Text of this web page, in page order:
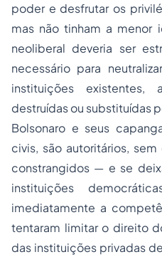
poder e desfrutar os
mas não tinham a
neoliberal deveria ser
necessário para
instituições
destruídas ou substituídas
Bolsonaro e seus
civis, são autoritários,
constrangidos — e se
instituições
imediatamente a
tentaram limitar o direito
das instituições privadas